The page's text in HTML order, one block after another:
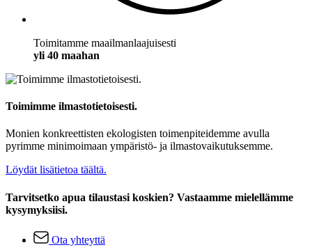
Toimitamme maailmanlaajuisesti
yli 40 maahan
Toimimme ilmastotietoisesti.
Monien konkreettisten ekologisten toimenpiteidemme avulla
pyrimme minimoimaan ympäristö- ja ilmastovaikutuksemme.
Löydät lisätietoa täältä.
Tarvitsetko apua tilaustasi koskien? Vastaamme mielellämme
kysymyksiisi.
Ota yhteyttä